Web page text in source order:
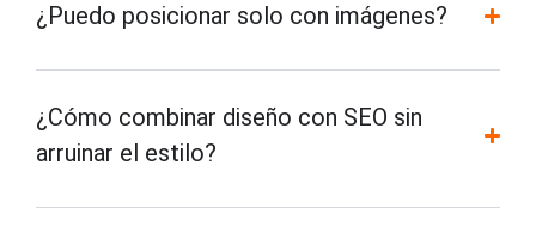
¿Puedo posicionar solo con imágenes?
¿Cómo combinar diseño con SEO sin
arruinar el estilo?